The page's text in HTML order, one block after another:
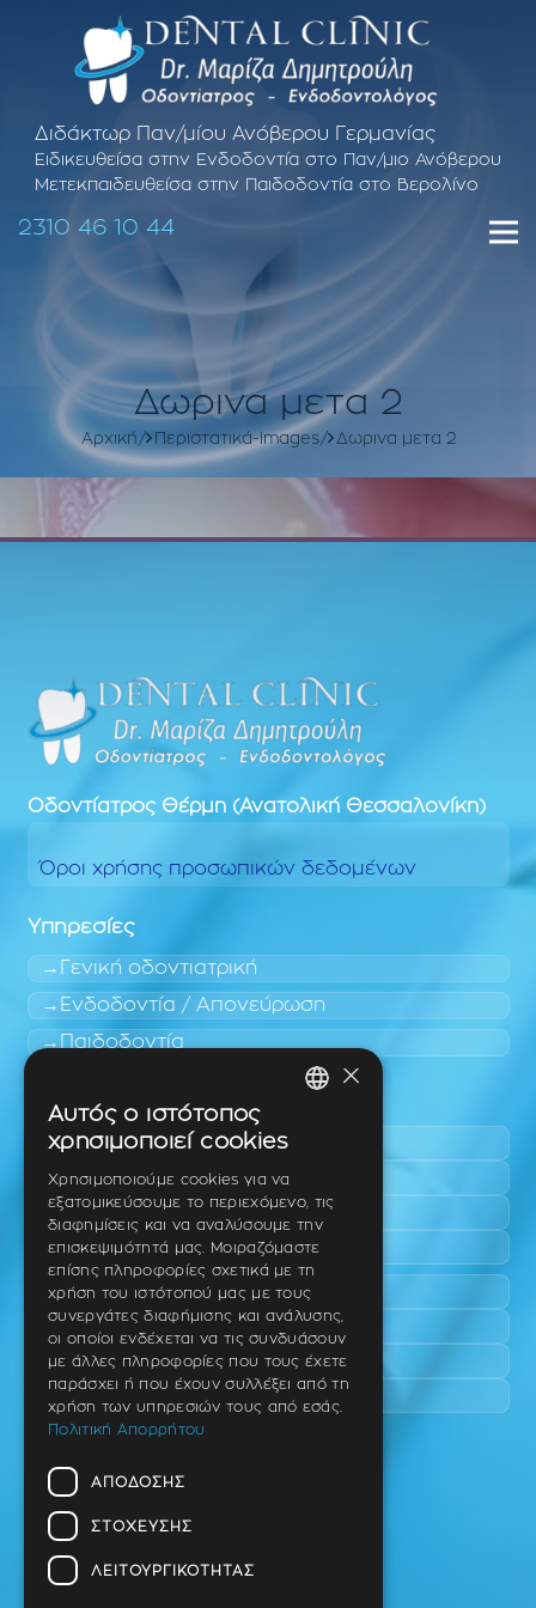
Διδάκτωρ Παν/μίου Ανόβερου Γερμανίας
Ειδικευθείσα στην Ενδοδοντία στο Παν/μιο Ανόβερου
Μετεκπαιδευθείσα στην Παιδοδοντία στο Βερολίνο
2310 46 10 44
Δωρινα μετα 2
Αρχική Περιστατικά-images Δωρινα μετα 2
Οδοντίατρος Θέρμη (Ανατολική Θεσσαλονίκη)
Όροι χρήσης προσωπικών δεδομένων
Υπηρεσίες
Γενική οδοντιατρική
Ενδοδοντία / Απονεύρωση
Παιδοδοντία
Πυλαία
Τριάδι
Νέο Ρύσιο
Επανομή
Περαία
Καλαμαριά
Πανόραμα
Χαριλάου
Ταβάκη – Θ. Λίτσα 10 (γωνία),
Θέρμη – Θεσσαλονίκη
T.K 57001
×
Αυτός ο ιστότοπος
χρησιμοποιεί cookies
Χρησιμοποιούμε cookies για να
εξατομικεύσουμε το περιεχόμενο, τις
διαφημίσεις και να αναλύσουμε την
επισκεψιμότητά μας. Μοιραζόμαστε
επίσης πληροφορίες σχετικά με τη
χρήση του ιστότοπού μας με τους
συνεργάτες διαφήμισης και ανάλυσης,
οι οποίοι ενδέχεται να τις συνδυάσουν
με άλλες πληροφορίες που τους έχετε
παράσχει ή που έχουν συλλέξει από τη
χρήση των υπηρεσιών τους από εσάς.
Πολιτική Απορρήτου
ΑΠΌΔΟΣΗΣ
ΣΤΌΧΕΥΣΗΣ
ΛΕΙΤΟΥΡΓΙΚΌΤΗΤΑΣ